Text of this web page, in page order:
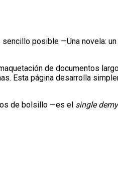
posible —Una novela:
de documentos
Esta página desarrolla
de bolsillo —es el single